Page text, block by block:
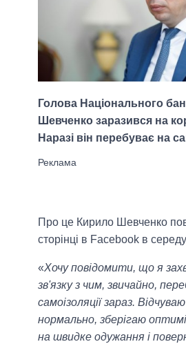
Голова Національного
Шевченко заразився на
Наразі він перебуває на
Про це Кирило Шевченко
сторінці в Facebook в
«Хочу повідомити, що я
зв'язку з чим, звичайно,
самоізоляції зараз.
нормально, зберігаю
на швидке одужання і